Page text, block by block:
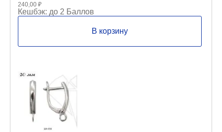
240,00 ₽
Кешбэк: до 2 Баллов
В корзину